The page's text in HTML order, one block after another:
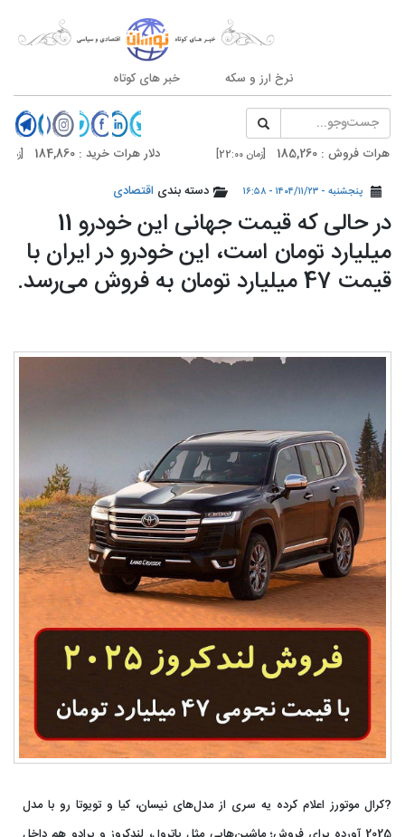
نرخ ارز و سکه خبر های کوتاه
: 185,260 [زمان 22:00] دلار هرات خرید : 184,860 [زمان 22:00]
: 185,700 [زمان 20:59] دلار تهران خرید : 185,300 پنجشنبه - ۱۴۰۴/۱۱/۲۳ - ۱۶:۵۸ دسته بندی اقتصادی
در حالی که قیمت جهانی این خودرو 11
میلیارد تومان است، این خودرو در ایران با
قیمت 47 میلیارد تومان به فروش می‌رسد.
?کرال موتورز اعلام کرده یه سری از مدل‌های نیسان، کیا و تویوتا رو با مدل